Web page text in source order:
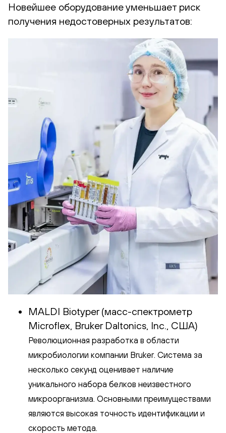
Новейшее оборудование уменьшает риск
получения недостоверных результатов:
MALDI Biotyper (масс-спектрометр
Microflex, Bruker Daltonics, Inc., США)
Революционная разработка в области
микробиологии компании Bruker. Система за
несколько секунд оценивает наличие
уникального набора белков неизвестного
микроорганизма. Основными преимуществами
являются высокая точность идентификации и
скорость метода.